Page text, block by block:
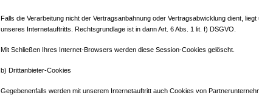
Falls die Verarbeitung nicht der Vertragsanbahnung oder Vertragsabwicklung dient,
unseres Internetauftritts. Rechtsgrundlage ist in dann Art. 6 Abs. 1 lit. f) DSGVO.
Mit Schließen Ihres Internet-Browsers werden diese Session-Cookies gelöscht.
b) Drittanbieter-Cookies
Gegebenenfalls werden mit unserem Internetauftritt auch Cookies von